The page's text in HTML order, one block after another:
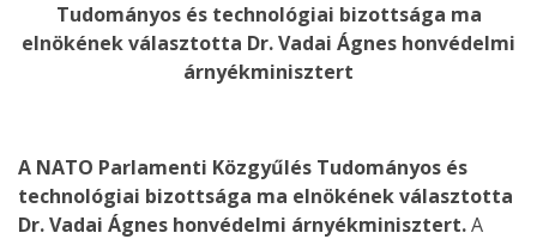
Tudományos és technológiai bizottsága ma
elnökének választotta Dr. Vadai Ágnes honvédelmi
árnyékminisztert
A NATO Parlamenti Közgyűlés Tudományos és
technológiai bizottsága ma elnökének választotta
Dr. Vadai Ágnes honvédelmi árnyékminisztert.A